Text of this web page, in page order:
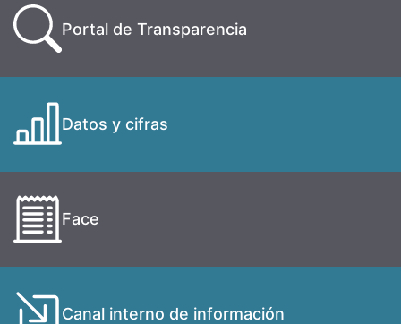
Portal de Transparencia
Datos y cifras
Face
Canal interno de información